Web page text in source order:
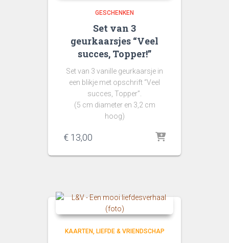
GESCHENKEN
Set van 3
geurkaarsjes “Veel
succes, Topper!”
Set van 3 vanille geurkaarsje in
een blikje met opschrift “Veel
succes, Topper”.
(5 cm diameter en 3,2 cm
hoog)
€ 13,00
KAARTEN LIEFDE & VRIENDSCHAP